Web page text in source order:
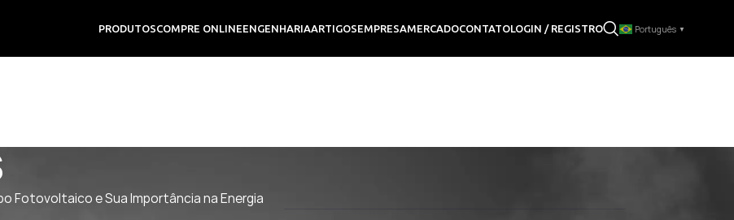
PRODUTOSCOMPRE ONLINEENGENHARIAARTIGOSEMPRESAMERCADOCONTATOLOGIN / REGISTRO Português ▼
Fotovoltaico e Sua Importância na Energia